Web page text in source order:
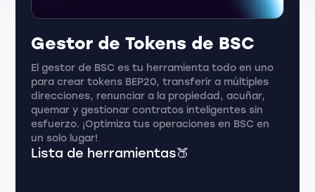
Gestor de Tokens de BSC
El gestor de BSC es tu herramienta todo en uno
para crear tokens BEP20, transferir a múltiples
direcciones, renunciar a la propiedad, acuñar,
quemar y gestionar contratos inteligentes sin
esfuerzo. ¡Optimiza tus operaciones en BSC en
un solo lugar!
Lista de herramientas🍑